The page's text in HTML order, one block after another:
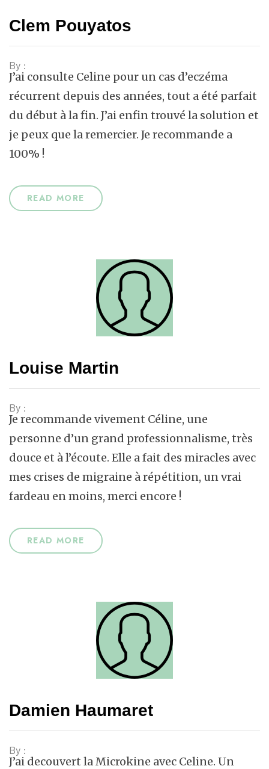
Clem Pouyatos
By :
J’ai consulte Celine pour un cas d’eczéma
récurrent depuis des années, tout a été parfait
du début à la fin. J’ai enfin trouvé la solution et
je peux que la remercier. Je recommande a
100% !
READ MORE
Louise Martin
By :
Je recommande vivement Céline, une
personne d’un grand professionnalisme, très
douce et à l’écoute. Elle a fait des miracles avec
mes crises de migraine à répétition, un vrai
fardeau en moins, merci encore !
READ MORE
Damien Haumaret
By :
J’ai decouvert la Microkine avec Celine. Un